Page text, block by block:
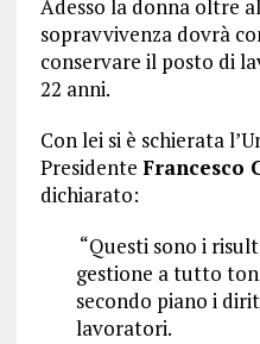
Adesso la donna oltre
sopravvivenza dovrà
conservare il posto di
22 anni.
Con lei si è schierata
Presidente Francesco
dichiarato:
“Questi sono i
gestione a tutto
secondo piano i
lavoratori.